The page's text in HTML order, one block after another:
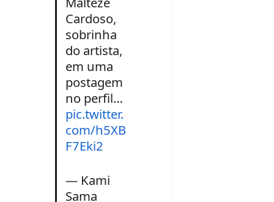
Cardoso,
sobrinha
do artista,
em uma
postagem
no perfil…
pic.twitter.
com/h5XB
F7Eki2
— Kami
Sama